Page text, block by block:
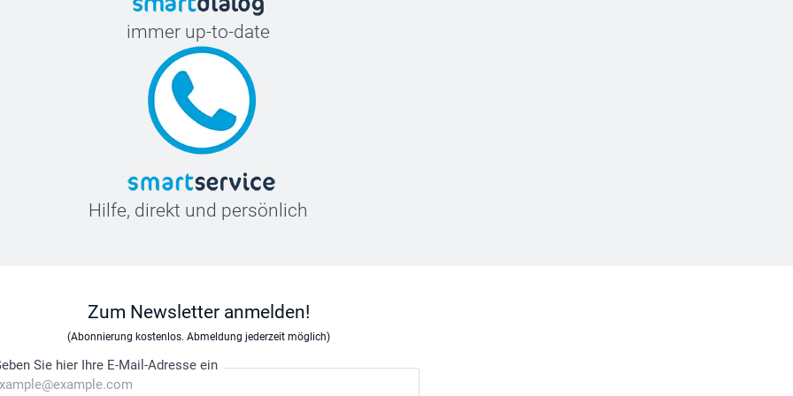
immer up-to-date
Hilfe, direkt und persönlich
Zum Newsletter anmelden!
(Abonnierung kostenlos. Abmeldung jederzeit möglich)
Sie hier Ihre E-Mail-Adresse ein